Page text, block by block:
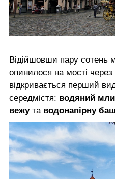
Відійшовши пару сотень
опинилося на мості через
відкривається перший
середмістя: водяний
вежута водонапірну